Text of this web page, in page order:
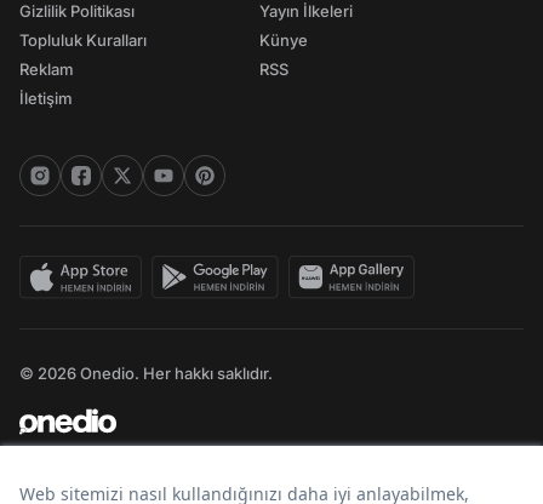
Gizlilik Politikası
Topluluk Kuralları
Reklam
İletişim
Yayın İlkeleri
Künye
RSS
© 2026 Onedio. Her hakkı saklıdır.